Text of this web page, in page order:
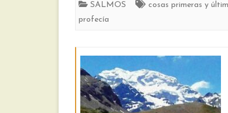
SALMOS cosas primeras y
profecía